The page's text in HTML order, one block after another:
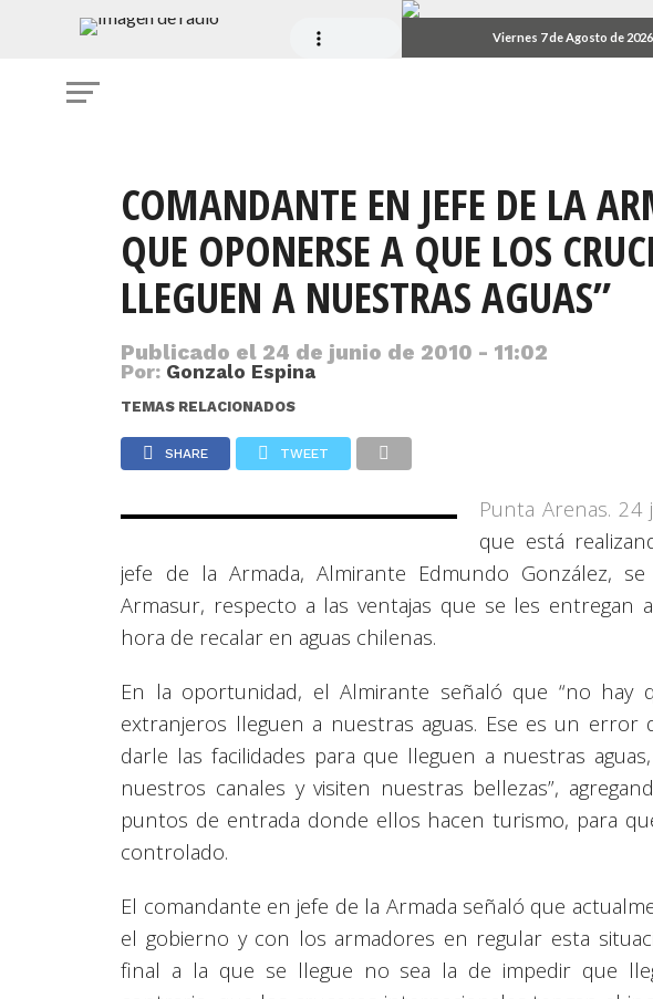
Viernes 7 de Agosto de 2026
COMANDANTE EN JEFE DE LA
QUE OPONERSE A QUE LOS
LLEGUEN A NUESTRAS AGUAS”
Publicado el 24 de junio de 2010 - 11:02
Por: Gonzalo Espina
TEMAS RELACIONADOS
SHARE TWEET
Punta Arenas. 24
que está
jefe de la Armada, Almirante Edmundo González,
Armasur, respecto a las ventajas que se les entregan
hora de recalar en aguas chilenas.
En la oportunidad, el Almirante señaló que “no hay
extranjeros lleguen a nuestras aguas. Ese es un error
darle las facilidades para que lleguen a nuestras
nuestros canales y visiten nuestras bellezas”,
puntos de entrada donde ellos hacen turismo, para
controlado.
El comandante en jefe de la Armada señaló que
el gobierno y con los armadores en regular esta
final a la que se llegue no sea la de impedir que